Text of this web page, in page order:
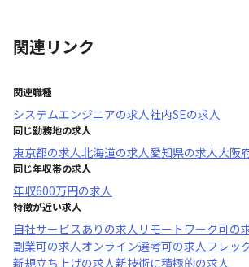
関連リンク
関連職種
システムエンジニアの求人社内SEの求人
同じ勤務地の求人
東京都の求人北海道の求人愛知県の求人大阪
同じ年収帯の求人
年収600万円の求人
特徴が近い求人
自社サービスあり の求人 リモートワーク可の
副業可の求人オンライン選考可の求人フレッ
新規立ち上げの求人新技術に積極的の求人